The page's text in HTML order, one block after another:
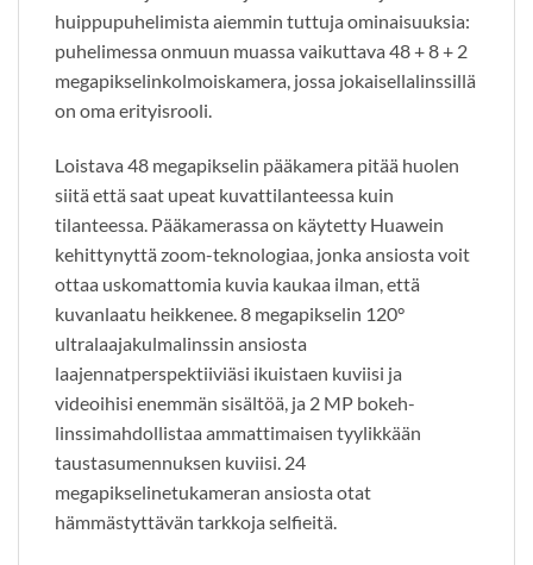
huippupuhelimista aiemmin tuttuja ominaisuuksia:
puhelimessa onmuun muassa vaikuttava 48 + 8 + 2
megapikselinkolmoiskamera, jossa jokaisellalinssillä
on oma erityisrooli.
Loistava 48 megapikselin pääkamera pitää huolen
siitä että saat upeat kuvattilanteessa kuin
tilanteessa. Pääkamerassa on käytetty Huawein
kehittynyttä zoom-teknologiaa, jonka ansiosta voit
ottaa uskomattomia kuvia kaukaa ilman, että
kuvanlaatu heikkenee. 8 megapikselin 120°
ultralaajakulmalinssin ansiosta
laajennatperspektiiviäsi ikuistaen kuviisi ja
videoihisi enemmän sisältöä, ja 2 MP bokeh-
linssimahdollistaa ammattimaisen tyylikkään
taustasumennuksen kuviisi. 24
megapikselinetukameran ansiosta otat
hämmästyttävän tarkkoja selfieitä.